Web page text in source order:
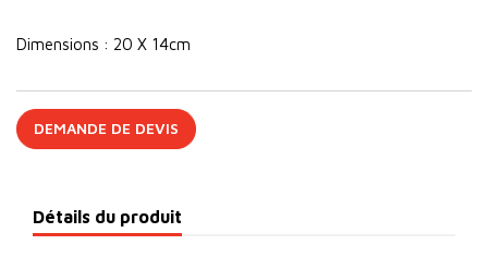
Dimensions : 20 X 14cm
DEMANDE DE DEVIS
Détails du produit